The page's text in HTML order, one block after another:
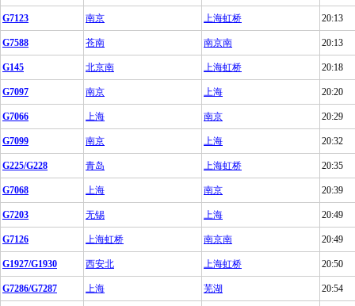
G7123 南京 上海虹桥 20:13
G7588 苍南 南京南 20:13
G145 北京南 上海虹桥 20:18
G7097 南京 上海 20:20
G7066 上海 南京 20:29
G7099 南京 上海 20:32
G225/G228 青岛 上海虹桥 20:35
G7068 上海 南京 20:39
G7203 无锡 上海 20:49
G7126 上海虹桥 南京南 20:49
G1927/G1930 西安北 上海虹桥 20:50
G7286/G7287 上海 芜湖 20:54